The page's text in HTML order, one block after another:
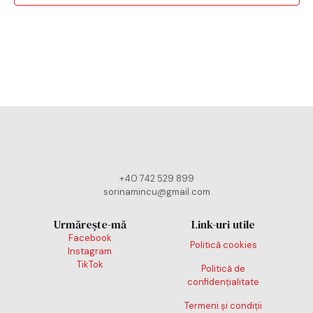
+40 742 529 899
sorinamincu@gmail.com
Urmărește-mă
Facebook
Instagram
TikTok
Link-uri utile
Politică cookies
Politică de
confidențialitate
Termeni și condiții